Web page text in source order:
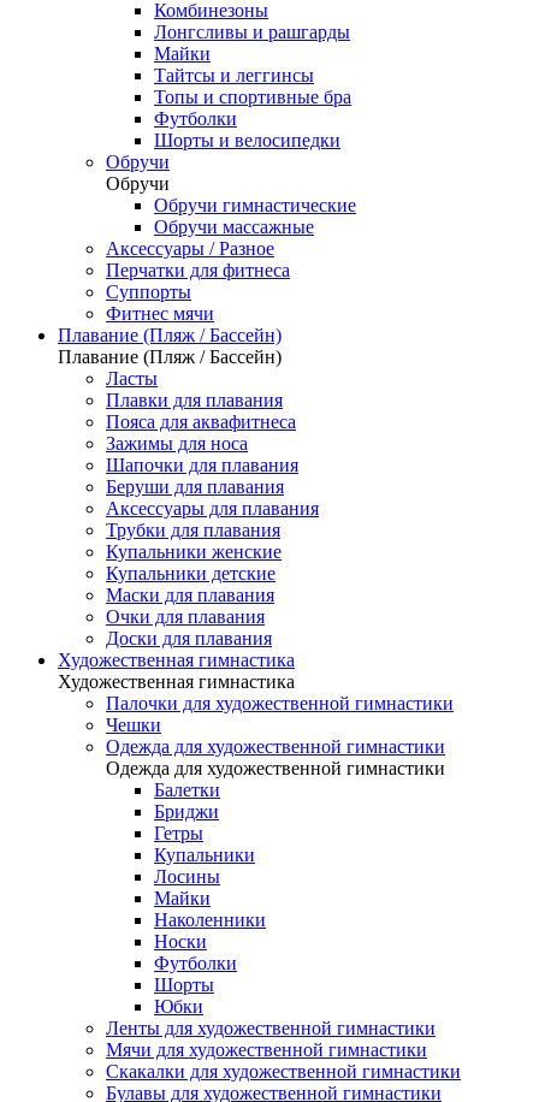
Комбинезоны
Лонгсливы и рашгарды
Майки
Тайтсы и леггинсы
Топы и спортивные бра
Футболки
Шорты и велосипедки
Обручи
Обручи
Обручи гимнастические
Обручи массажные
Аксессуары / Разное
Перчатки для фитнеса
Суппорты
Фитнес мячи
Плавание (Пляж / Бассейн)
Плавание (Пляж / Бассейн)
Ласты
Плавки для плавания
Пояса для аквафитнеса
Зажимы для носа
Шапочки для плавания
Беруши для плавания
Аксессуары для плавания
Трубки для плавания
Купальники женские
Купальники детские
Маски для плавания
Очки для плавания
Доски для плавания
Художественная гимнастика
Художественная гимнастика
Палочки для художественной гимнастики
Чешки
Одежда для художественной гимнастики
Одежда для художественной гимнастики
Балетки
Бриджи
Гетры
Купальники
Лосины
Майки
Наколенники
Носки
Футболки
Шорты
Юбки
Ленты для художественной гимнастики
Мячи для художественной гимнастики
Скакалки для художественной гимнастики
Булавы для художественной гимнастики